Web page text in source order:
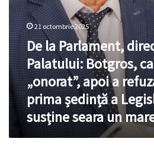
„onorat”,
apoi
a
refuzat
să
conducă
prima
ședință
Legislativului,
va
21 octombrie 2025
De la Parlament,
Palatului: Botgros,
„onorat”, apoi a
prima ședință a
susține seara un